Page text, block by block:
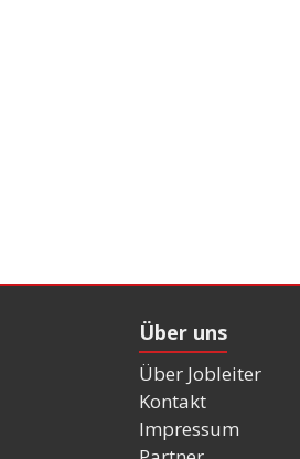
Über uns
Über Jobleiter
Kontakt
Impressum